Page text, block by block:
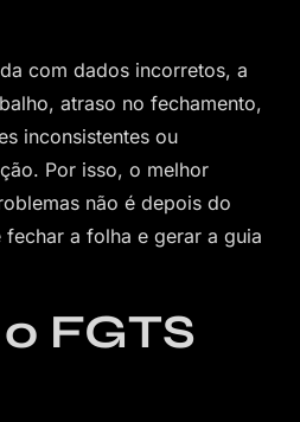
com dados incorretos, a
atraso no fechamento,
inconsistentes ou
Por isso, o melhor
não é depois do
a folha e gerar a guia
FGTS